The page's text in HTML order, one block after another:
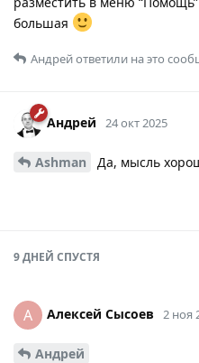
большая
Андрейответили на это
Андрей 24 окт 2025
Ashman Да, мысль
9 ДНЕЙ СПУСТЯ
А Алексей Сысоев 2 ноя
Андрей